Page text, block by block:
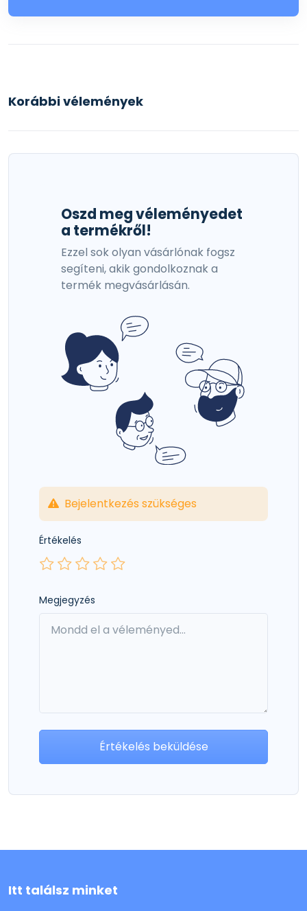
Korábbi vélemények
Oszd meg véleményedet
a termékről!
Ezzel sok olyan vásárlónak fogsz
segíteni, akik gondolkoznak a
termék megvásárlásán.
Bejelentkezés szükséges
Értékelés
Megjegyzés
Értékelés beküldése
Itt találsz minket